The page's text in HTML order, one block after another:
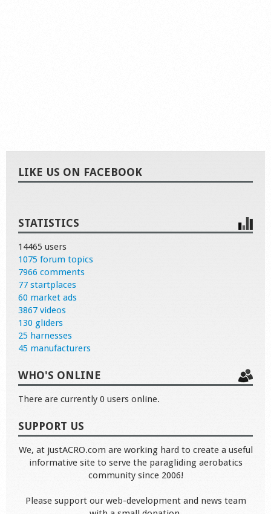
LIKE US ON FACEBOOK
STATISTICS
14465 users
1075 forum topics
7966 comments
77 startplaces
60 market ads
3867 videos
130 gliders
25 harnesses
45 manufacturers
WHO'S ONLINE
There are currently 0 users online.
SUPPORT US
We, at justACRO.com are working hard to create a useful
informative site to serve the paragliding aerobatics
community since 2006!
Please support our web-development and news team